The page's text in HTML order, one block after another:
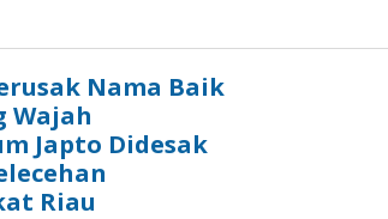
Nama Baik
Wajah
Japto Didesak
Riau